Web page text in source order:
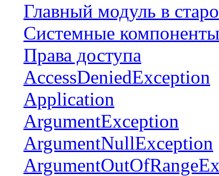
Главный модуль в
Системные компоненты
Права доступа
AccessDeniedException
Application
ArgumentException
ArgumentNullException